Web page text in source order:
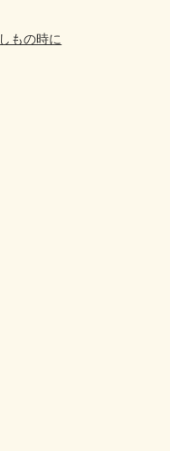
もの時に